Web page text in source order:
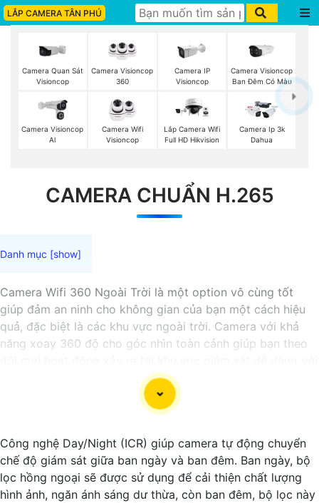
LẮP CAMERA TÂN PHÚ
Camera Quan Sát
Visioncop
Camera Visioncop
360
Camera IP
Visioncop
Camera Visioncop
Ban Đêm Có Màu
Camera Visioncop
Al
Camera Wifi
Visioncop
Lắp Camera Wifi
Full HD Hikvision
Camera Ip 3k
Dahua
CAMERA CHUẨN H.265
Camera Wifi 360 Ngoài Trời là một option vô cùng tốt
giúp đảm an ninh cho không gian của bạn một cách hiệu
quả, đặc biệt là các khu vực ngoài trời. Camera với khả
năng xoay 360 độ cho góc nhìn toàn cảnh giúp bạn theo
các chi tiết trong khung hình sẽ được thể hiện rõ ràng.
Camera được thiết kế chắc chắn, chống nước và chống
thời tiết. ️Với camera wifi 360 ngoài trời, bạn có thể yên
tâm mà không cần lo lắng về việc bị xâm nhập hoặc mất
trội tài sản.
Công nghệ Day/Night (ICR) giúp camera tự động chuyển
chế độ giám sát giữa ban ngày và ban đêm. Ban ngày, bộ
lọc hồng ngoại sẽ được sử dụng để cải thiện chất lượng
hình ảnh, ngăn ánh sáng dư thừa, còn ban đêm, bộ lọc này